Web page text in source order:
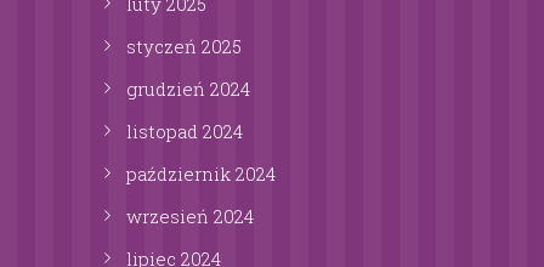
styczeń 2025
grudzień 2024
listopad 2024
październik 2024
wrzesień 2024
lipiec 2024